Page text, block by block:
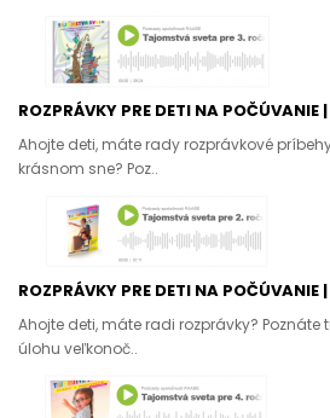
ROZPRÁVKY PRE DETI NA POČÚVANIE
Ahojte deti, máte rady rozprávkové
krásnom sne? Poz..
ROZPRÁVKY PRE DETI NA POČÚVANIE
Ahojte deti, máte radi rozprávky? Poznáte
úlohu veľkonoč..